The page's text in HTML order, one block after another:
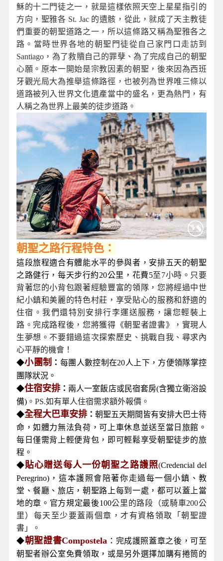
穌的十二門徒之一，就是這樣依照天空上星星指引的
方向，聖雅各 St. Jac 的遺骸，從此，就成了天主教徒
們重要的朝聖道路之一，所以這條路又稱為聖雅各之
路。當時世界各地的朝聖門徒從自己家門口走訪到
Santiago，為了救贖自己的罪孽、為了完成自己的朝聖
心願。原本一開始是宗教因素的朝聖，後來因為西班
牙觀光局大為推舉這條路徑，也被列為世界唯三條以
道路被列入世界文化遺產當中的盛名，更為熱門，有
人稱之為世界上最美的徒步道路。
朝聖之路行程特色：
這段旅程適合有體能水平的參與者，安排五天的朝聖
之路健行，每天步行約20公里，花費5至7小時。只要
背著您的小背包跟著經驗豐富的領隊，您將經過中世
紀小鎮和美麗的特色村莊，享受貼心的服務和舒適的
住宿。我們還特別安排行李運送服務，讓您輕裝上
路。完成路程後，您將獲得《朝聖者證書》，實現人
生夢想。不要錯過這次探索歷史、挑戰自我、尋求內
心平靜的機會！
◆小團制 ： 每團人數控制在20人上下，方便領隊掌控
團隊狀況。
◆住宿安排 ： 兩人一室飯店或民宿套房(含獨立衛浴設
備)。PS.如有單人住宿需求額外報價。
◆全程大巴車安排 ：朝聖五天期間皆有安排大巴士待
命，如體力無法負荷，可上車休息並送至當日旅館。
每日僅需背上輕便背包，即可輕鬆享受朝聖徒步的旅
程。
◆貼心贈送每人一份朝聖之路護照(Credencial del
Peregrino)，這本護照會陪著你走過每一個小鎮、教
堂、餐廳、旅店，朝聖路上每到一處，都可以蓋上當
地的章。官方規定最後100公里的路段（或騎車200公
里）每天至少要蓋兩個章，才有資格領取「朝聖證
書」。
◆朝聖證書Compostela ：完成護照蓋章之後，可至
朝聖者辦公室免費領取，或是另外選擇加購有捲筒的